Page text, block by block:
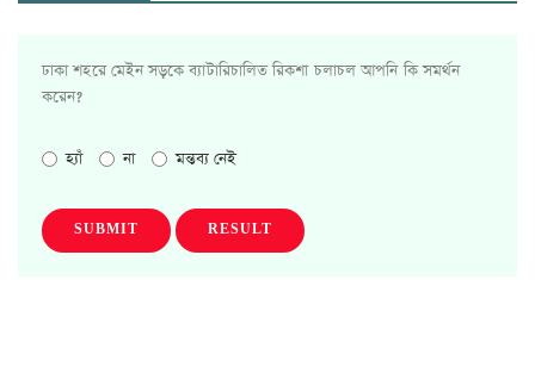
ঢাকা শহরে মেইন সড়কে ব্যাটারিচালিত রিকশা চলাচল আপনি কি সমর্থন
করেন?
হ্যাঁ না মন্তব্য নেই
SUBMIT RESULT